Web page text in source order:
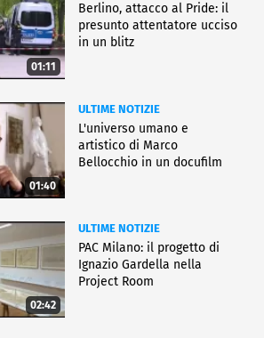
01:11
Berlino, attacco al Pride: il
presunto attentatore ucciso
in un blitz
01:40
ULTIME NOTIZIE
L'universo umano e
artistico di Marco
Bellocchio in un docufilm
02:42
ULTIME NOTIZIE
PAC Milano: il progetto di
Ignazio Gardella nella
Project Room